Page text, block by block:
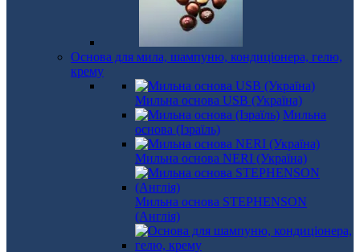
Основа для мила, шампуню, кондиціонера, гелю,
крему
Мильна основа USB (Україна)
Мильна
основа (Ізраїль)
Мильна основа NERI (Україна)
Мильна основа STEPHENSON
(Англія)